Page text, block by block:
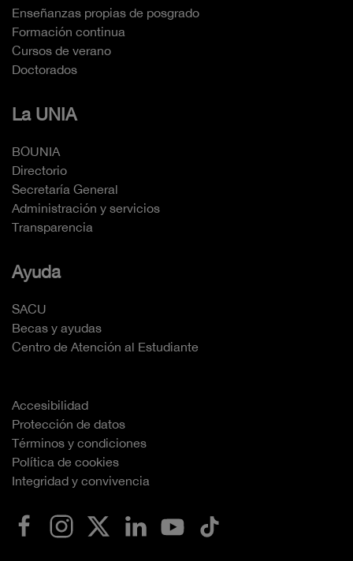
Enseñanzas propias de posgrado
Formación continua
Cursos de verano
Doctorados
La UNIA
BOUNIA
Directorio
Secretaría General
Administración y servicios
Transparencia
Ayuda
SACU
Becas y ayudas
Centro de Atención al Estudiante
Accesibilidad
Protección de datos
Términos y condiciones
Política de cookies
Integridad y convivencia